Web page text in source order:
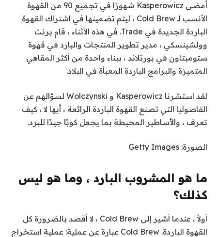
أمضى Kasperowicz شهورًا في تجميع 90 من القهوة
الأنسب لـ Cold Brew ، ليتم تضمينها في اشتراك القهوة
الباردة الجديدة في Trade. في هذه الأثناء ، قام برنت
وولشينسكي ، مدير تطوير المنتجات والبارد في قهوة
ستومبتاون في بورتلاند ، ببناء واحدة من أكثر المقاهي
المتميزة والبرامج الباردة المعبأة في البلاد.
لقد استشرنا Kasperowicz و Wolczynski لسؤالهم عن
الفاصوليا التي تصنع القهوة الباردة الرائعة ، أيها لا ، كيف
تعرف ، والأساطير المحيطة بما يجعل كوبًا جيدًا للبرد.
الصورة: Getty Images
ما هو المشروب البارد ، وما هو ليس
كذلك؟
أولاً ، عندما أشير إلى Cold Brew ، لا أقصد بالضرورة كل
القهوة الباردة. Cold Brew عبارة عن عملية: عملية استخراج